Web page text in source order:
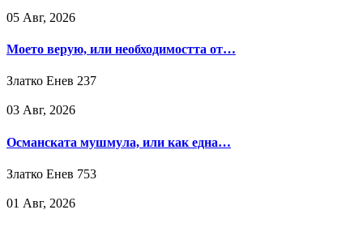
05 Авг, 2026
Моето верую, или необходимостта от…
Златко Енев 237
03 Авг, 2026
Османската мушмула, или как една…
Златко Енев 753
01 Авг, 2026